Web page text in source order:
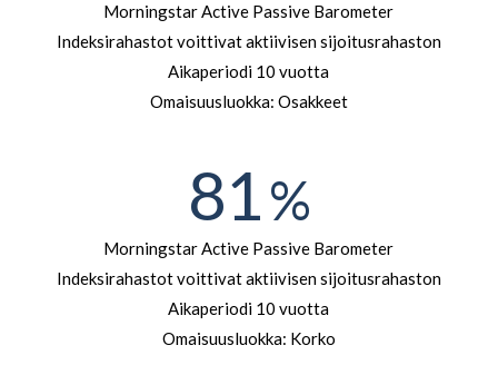
Morningstar Active Passive Barometer
Indeksirahastot voittivat aktiivisen sijoitusrahaston
Aikaperiodi 10 vuotta
Omaisuusluokka: Osakkeet
81%
Morningstar Active Passive Barometer
Indeksirahastot voittivat aktiivisen sijoitusrahaston
Aikaperiodi 10 vuotta
Omaisuusluokka: Korko